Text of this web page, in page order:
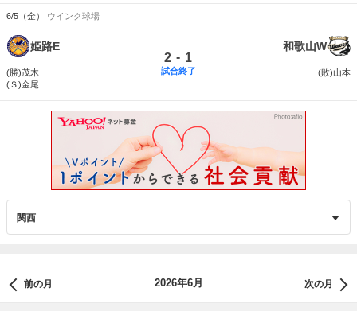
6/5（金） ウインク球場
姫路E
(勝)茂木
(Ｓ)金尾
2 - 1
試合終了
和歌山W
(敗)山本
前の月 2026年6月 次の月